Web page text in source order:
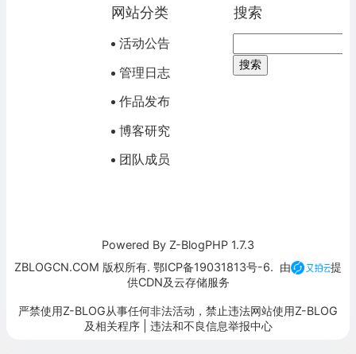
网站分类
活动公告
管理日志
作品发布
博客研究
团队成员
搜索
Powered By Z-BlogPHP 1.7.3
ZBLOGCN.COM 版权所有. 鄂ICP备19031813号-6. 由
提
供CDN及云存储服务
严禁使用Z-BLOG从事任何非法活动，禁止违法网站使用Z-BLOG
及相关程序 | 违法和不良信息举报中心